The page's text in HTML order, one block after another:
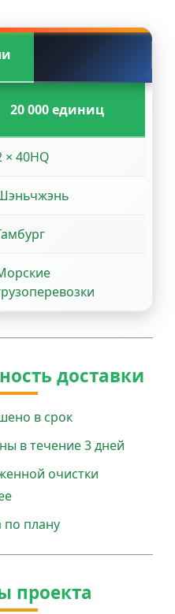
20 000 единиц
× 40HQ
доставки
в срок
в течение 3 дней
очистки
по плану
проекта